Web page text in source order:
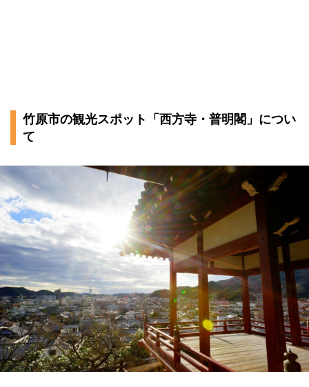
竹原市の観光スポット「西方寺・普明閣」につい
て